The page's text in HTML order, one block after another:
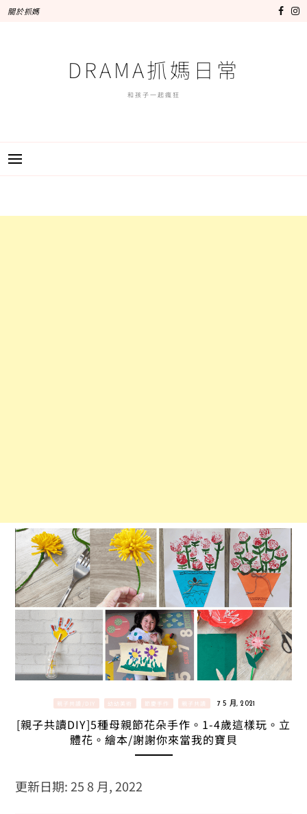
關於抓媽
DRAMA抓媽日常
和孩子一起瘋狂
親子共讀/DIY 幼幼美術 節慶手作 親子共讀 7 5 月, 2021
[親子共讀DIY]5種母親節花朵手作。1-4歲這樣玩。立
體花。繪本/謝謝你來當我的寶貝
更新日期: 25 8 月, 2022